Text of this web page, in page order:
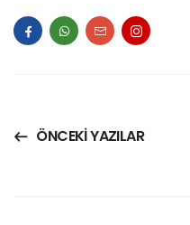
ÖNCEKI YAZILAR